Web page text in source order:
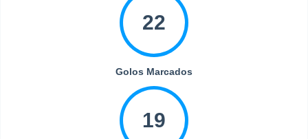
22
Golos Marcados
19